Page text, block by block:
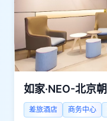
如家·NEO-北京
差旅酒店 商务中心